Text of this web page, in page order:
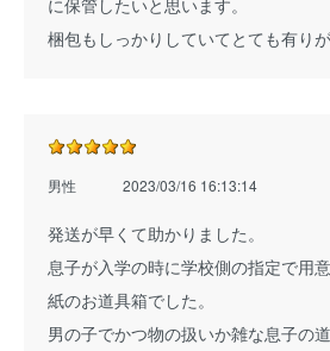
に保管したいと思います。
梱包もしっかりしていてとても有り
男性 2023/03/16 16:13:14
発送が早くて助かりました。
息子が入学の時に学校側の指定で用
紙のお道具箱でした。
男の子でかつ物の扱いか雑な息子の